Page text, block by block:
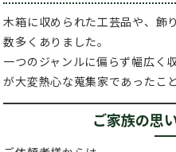
木箱に収められた工芸品や、飾
数多くありました。
一つのジャンルに偏らず幅広く
が大変熱心な蒐集家であったこ
ご家族の思